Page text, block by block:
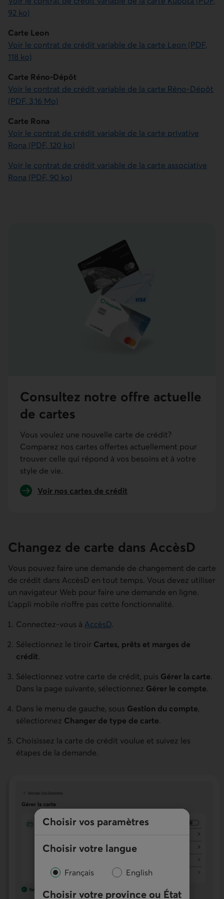
Choisir vos paramètres
Choisir votre langue
Français English
Choisir votre province ou État
92 ko)
Carte Leon
Voir le contrat de crédit variable de la carte Leon (PDF,
118 ko)
Carte Réno-Dépôt
Voir le contrat de crédit variable de la carte Réno-Dépôt
(PDF, 3,16 Mo)
Carte Rona
Voir le contrat de crédit variable de la carte privative
Rona (PDF, 120 ko)
Voir le contrat de crédit variable de la carte associative
Rona (PDF, 90 ko)
Consultez notre offre actuelle
de cartes
Vous voulez une nouvelle carte de crédit?
Comparez nos cartes offertes actuellement pour
trouver celle qui répond à vos besoins et à votre
style de vie.
Voir nos cartes de crédit
Changez de carte dans AccèsD
Vous pouvez faire une demande de changement de carte
de crédit dans AccèsD en tout temps. Vous devez utiliser
un navigateur Web pour faire une demande en ligne.
L’appli mobile n’offre pas cette fonctionnalité.
Connectez-vous à AccèsD.
Sélectionnez le tiroir Cartes, prêts et marges de
crédit.
Sélectionnez votre carte de crédit, puis Gérer la carte.
Dans la page suivante, sélectionnez Gérer le compte.
Dans le menu de gauche, sous Gestion du compte,
sélectionnez Changer de type de carte.
Choisissez la carte de crédit voulue et suivez les
étapes de la demande.